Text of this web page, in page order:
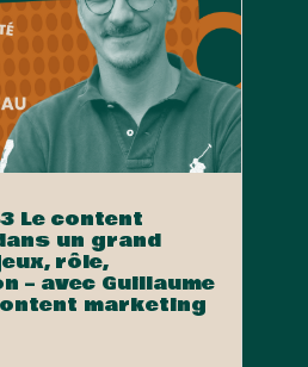
Le content
un grand
rôle,
– avec Guillaume
marketing